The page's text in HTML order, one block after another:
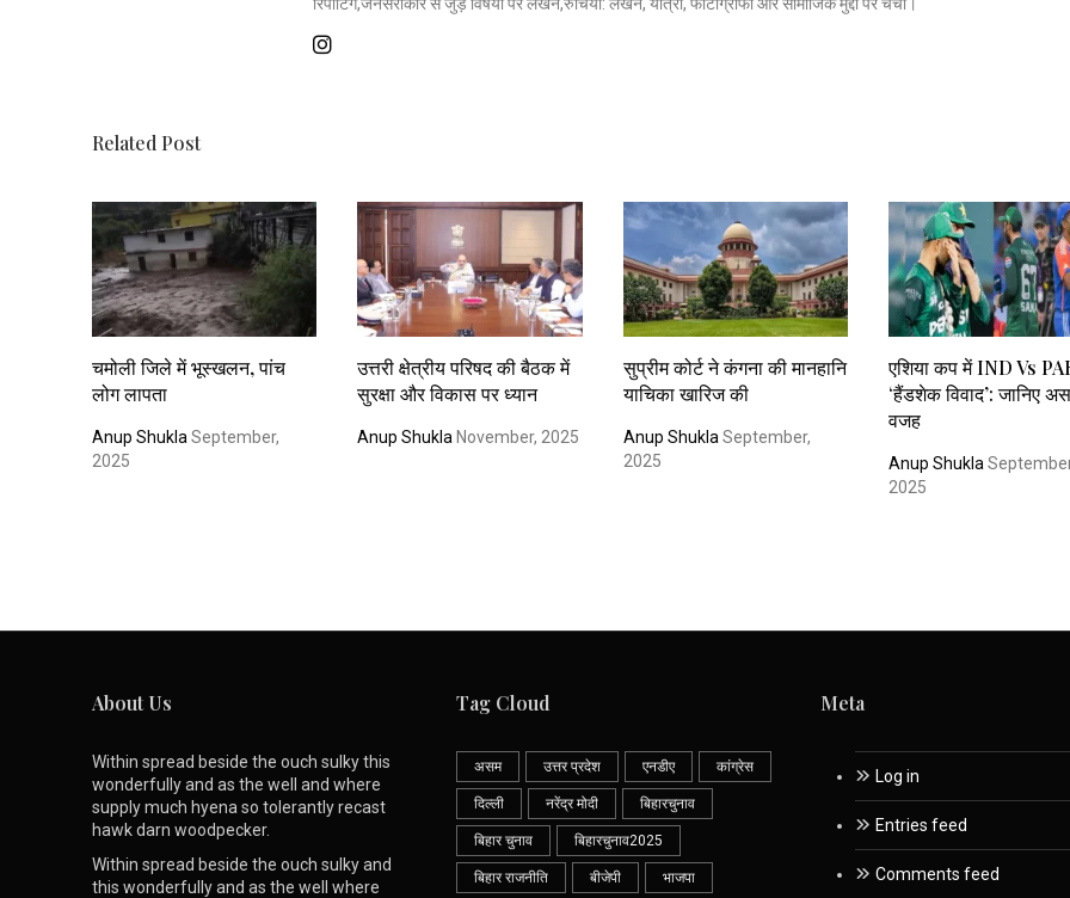
Related Post
चमोली जिले में भूस्खलन, पांच
लोग लापता
Anup ShuklaSeptember,
2025
उत्तरी क्षेत्रीय परिषद की बैठक में
सुरक्षा और विकास पर ध्यान
Anup Shukla November, 2025
सुप्रीम कोर्ट ने कंगना की मानहानि
याचिका खारिज की
Anup ShuklaSeptember,
2025
एशिया कप में IND Vs
‘हैंडशेक विवाद’: जानिए
वजह
Anup Shukla
2025
About Us
Within spread beside the ouch sulky this
wonderfully and as the well and where
supply much hyena so tolerantly recast
hawk darn woodpecker.
Within spread beside the ouch sulky and
this wonderfully and as the well where
Tag Cloud
असम उत्तर प्रदेश एनडीए कांग्रेस
दिल्ली नरेंद्र मोदी बिहारचुनाव
बिहार चुनाव बिहारचुनाव2025
बिहार राजनीति बीजेपी भाजपा
Meta
Log in
Entries feed
Comments feed